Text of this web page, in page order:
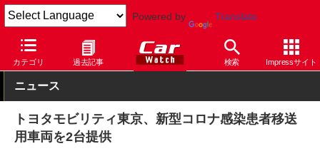
Powered by Translate
カテゴリ 過去記事 検索 Impressサイト
Car Watch 自動車 トヨタ その他
ニュース
トヨタモビリティ東京、新型コロナ感染患者移送
用車両を2台提供